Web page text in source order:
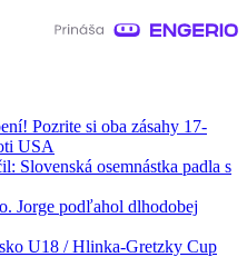
Pozrite si oba zásahy 17-
USA
Slovenská osemnástka padla s
Jorge podľahol dlhodobej
U18 / Hlinka-Gretzky Cup